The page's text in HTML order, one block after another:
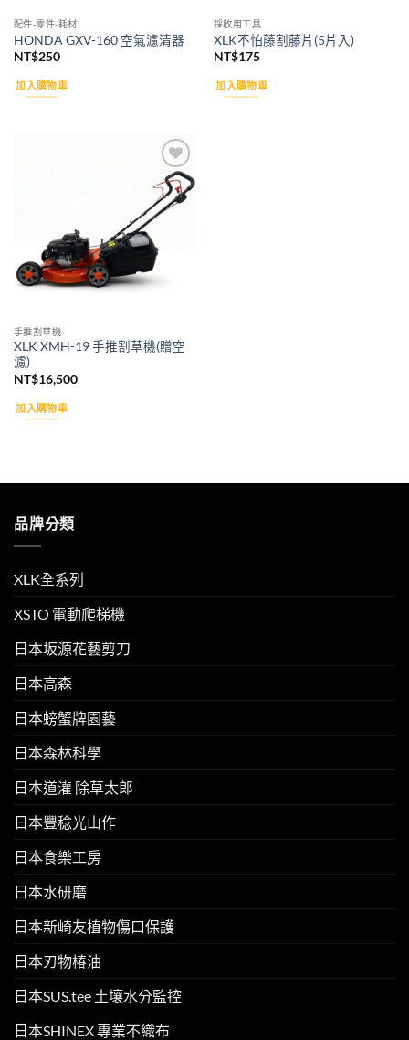
配件-零件-耗材
HONDA GXV-160 空氣濾清器
NT$250
加入購物車
採收用工具
XLK不怕藤割藤片(5片入)
NT$175
加入購物車
Add to
wishlist
手推割草機
XLK XMH-19 手推割草機(贈空
濾)
NT$16,500
加入購物車
品牌分類
XLK全系列
XSTO 電動爬梯機
日本坂源花藝剪刀
日本高森
日本螃蟹牌園藝
日本森林科學
日本道灌 除草太郎
日本豐稔光山作
日本食樂工房
日本水研磨
日本新崎友植物傷口保護
日本刃物椿油
日本SUS.tee 土壤水分監控
日本SHINEX 專業不織布